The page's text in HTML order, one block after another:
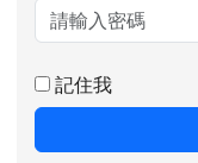
記住我